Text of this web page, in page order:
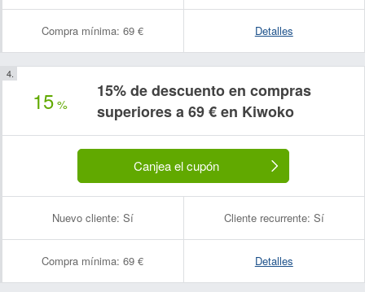
Compra mínima: 69 € Detalles
15 %
15% de descuento en compras
superiores a 69 € en Kiwoko
Canjea el cupón
Nuevo cliente: Sí Cliente recurrente: Sí
Compra mínima: 69 € Detalles